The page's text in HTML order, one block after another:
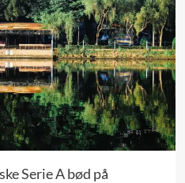
Serie A bød på